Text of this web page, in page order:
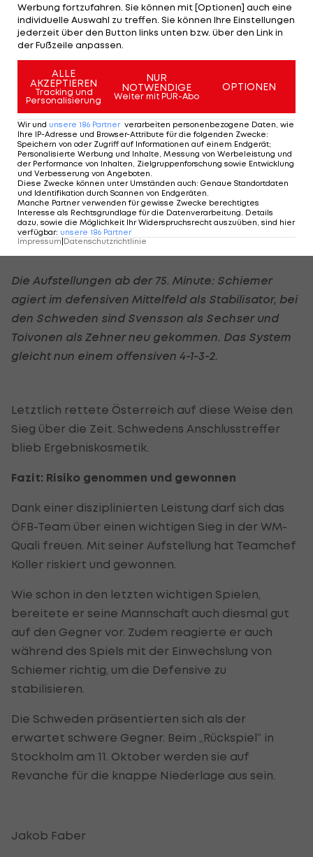
Legionär erzielte nach Harnik-Hereingabe nicht
nur das 2:0, sondern beschäftige die
Innenverteidiger auch permanent mit seiner
körperlichen Wucht. Hohe Bälle wurden von ihm
hervorragend verarbeitet – etwas, was dem ÖFB-
Team eine zusätzliche Facette im Spielaufbau
verlieh.
Nach der Pause war Schweden nun gezwungen,
das Spiel zu gestalten. Doch das gelang ihnen
nicht so richtig. An den potenziellen
Spielgestaltern Rasmus Elm und Kim Källström lief
die Partie genauso vorbei, wie an Zlatan
Ibrahimovic
Die Aufstellungen ab der 75. Minute: Schiemer
agiert im defensiven Mittelfeld als Stabilisator, bei
den Schweden sind Svensson als Sechser und
Toivonen als Zehner neu gekommen. Das System
gleicht nun einem offensiven 4-1-3-2.
Letztlich rettete Österreich auf diese Weise den
Sieg über die Zeit. Schwedens Anschlusstreffer
blieb Ergebniskosmetik.
Fazit: Risiko genommen und gewonnen
Dank einer disziplinierten Leistung darf sich das
ÖFB-Team über einen wichtigen Sieg in der WM-
Quali freuen. Mit seiner Aufstellung hat Teamchef
Koller riskiert und gewonnen.
Wie schon in den letzten wichtigen Spielen,
bereitete er seine Mannschaft auch diesmal gut
auf den Gegner vor. Zudem reagierte er auch
während des Spiels mit der Einwechslung von
Schiemer richtig, um die Defensive zu
stabilisieren.
Die Schweden präsentierten sich als der
erwartet schwere Gegner. Beim „Rückspiel“ in
Stockholm am 11. Oktober werden sie auf
Revanche für die knappe Niederlage aus sein.
Jakob Faber
Werbung fortzufahren. Sie können mit [Optionen] auch eine
individuelle Auswahl zu treffen. Sie können Ihre Einstellungen
jederzeit über den Button links unten bzw. über den Link in
der Fußzeile anpassen.
ALLE
AKZEPTIEREN
Tracking und
Personalisierung
NUR
NOTWENDIGE
Weiter mit PUR-Abo
OPTIONEN
Wir und unsere 186 Partner verarbeiten personenbezogene Daten, wie
Ihre IP-Adresse und Browser-Attribute für die folgenden Zwecke:
Speichern von oder Zugriff auf Informationen auf einem Endgerät;
Personalisierte Werbung und Inhalte, Messung von Werbeleistung und
der Performance von Inhalten, Zielgruppenforschung sowie Entwicklung
und Verbesserung von Angeboten
Diese Zwecke können unter Umständen auch: Genaue Standortdaten
und Identifikation durch Scannen von Endgeräten
Manche Partner verwenden für gewisse Zwecke berechtigtes
Interesse als Rechtsgrundlage für die Datenverarbeitung. Details
dazu, sowie die Möglichkeit Ihr Widerspruchsrecht auszuüben, sind hier
verfügbar: unsere 186 Partner
Impressum|Datenschutzrichtlinie